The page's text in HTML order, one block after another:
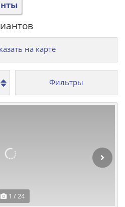
на карте
Фильтры
1 / 24